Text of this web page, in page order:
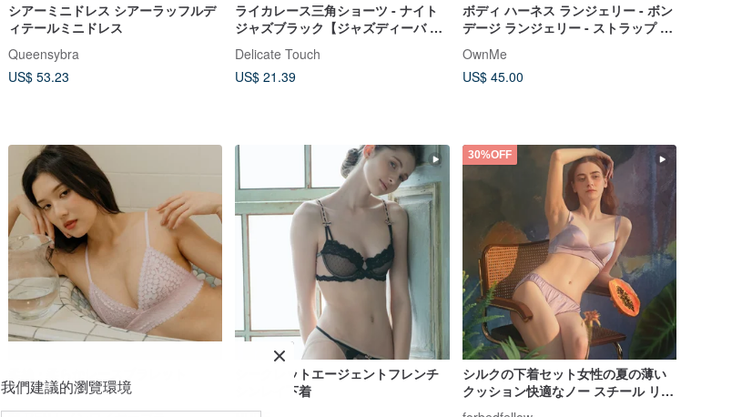
シアーミニドレス シアーラッフルデ
ィテールミニドレス
Queensybra
US$ 53.23
ライカレース三角ショーツ - ナイト
ジャズブラック【ジャズディーバ デ
ィープウェーブ ノンワイヤーブラ対
応ショーツ】
Delicate Touch
US$ 21.39
ボディ ハーネス ランジェリー - ボン
デージ ランジェリー - ストラップ ラ
ンジェリー - セクシー ギフト
OwnMe
US$ 45.00
シークレットエージェントフレンチ
シンレイ下着
30%OFF
シルクの下着セット女性の夏の薄い
クッション快適なノー スチール リン
我們建議的瀏覽環境